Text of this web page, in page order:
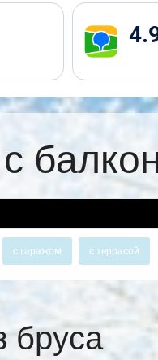
с гаражом с террасой
бруса